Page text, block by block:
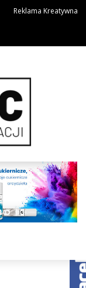
Reklama Kreatywna